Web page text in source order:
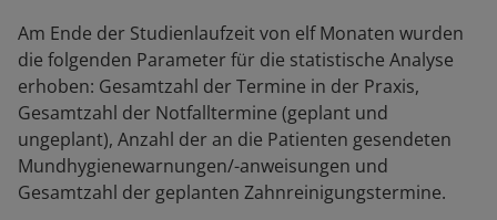
Am Ende der Studienlaufzeit von elf Monaten wurden
die folgenden Parameter für die statistische Analyse
erhoben: Gesamtzahl der Termine in der Praxis,
Gesamtzahl der Notfalltermine (geplant und
ungeplant), Anzahl der an die Patienten gesendeten
Mundhygienewarnungen/-anweisungen und
Gesamtzahl der geplanten Zahnreinigungstermine.